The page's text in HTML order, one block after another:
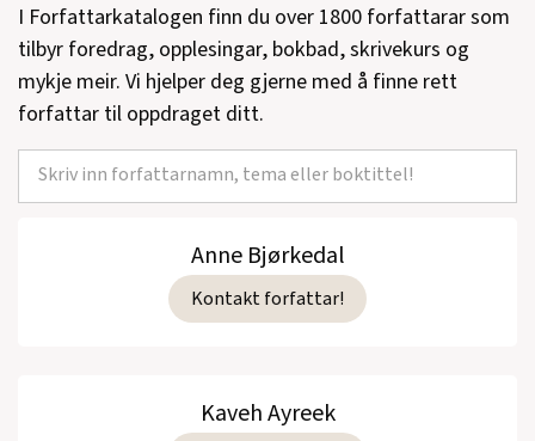
I Forfattarkatalogen finn du over 1800 forfattarar som
tilbyr foredrag, opplesingar, bokbad, skrivekurs og
mykje meir. Vi hjelper deg gjerne med å finne rett
forfattar til oppdraget ditt.
Anne Bjørkedal
Kontakt forfattar!
Kaveh Ayreek